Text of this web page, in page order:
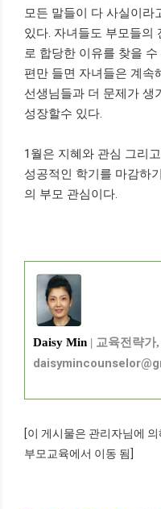
모든 말들이 다 사실이라
있다. 자녀들도 부모들의
로 합당한 이유를 찾을
편만 들면 자녀들은 계속
선생님들과 더 문제가 생
성장할수 있다.
1월은 지혜와 관심 그리
성공적인 학기를 마감하
의 부모 관심이다.
Daisy Min | 교육전략가
[이 게시물은 관리자님에
부모교육에서 이동 됨]